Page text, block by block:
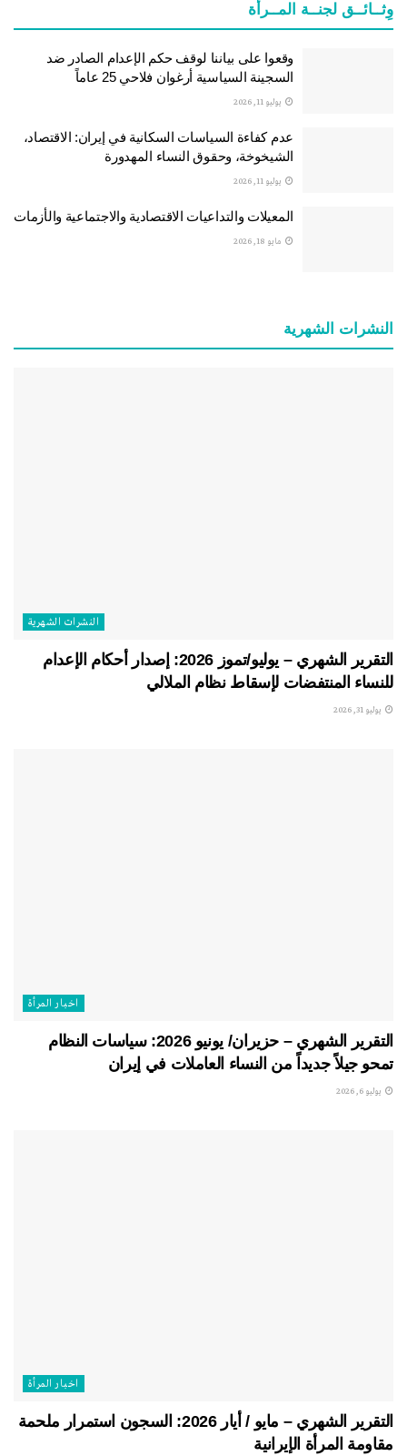
وِثــائــق لجنــة المــرأة
وقعوا على بياننا لوقف حكم الإعدام الصادر ضد
السجينة السياسية أرغوان فلاحي 25 عاماً
يوليو 11, 2026
عدم كفاءة السياسات السكانية في إيران: الاقتصاد،
الشيخوخة، وحقوق النساء المهدورة
يوليو 11, 2026
المعيلات والتداعيات الاقتصادية والاجتماعية والأزمات
مايو 18, 2026
النشرات الشهریة
النشرات الشهریة
التقرير الشهري – يوليو/تموز 2026: إصدار أحكام الإعدام
للنساء المنتفضات لإسقاط نظام الملالي
يوليو 31, 2026
اخبار المرأة
التقرير الشهري – حزيران/ يونيو 2026: سياسات النظام
تمحو جيلاً جديداً من النساء العاملات في إيران
يوليو 6, 2026
اخبار المرأة
التقرير الشهري – مايو / أيار 2026: السجون استمرار ملحمة
مقاومة المرأة الإيرانية